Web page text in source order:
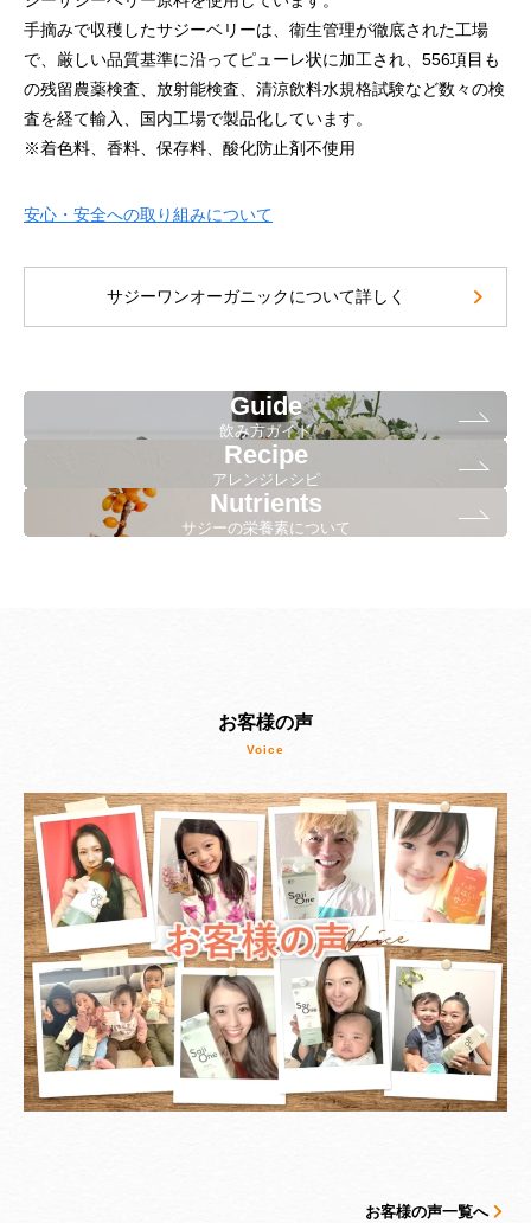
手摘みで収穫したサジーベリーは、衛生管理が徹底された工場
で、厳しい品質基準に沿ってピューレ状に加工され、556項目も
の残留農薬検査、放射能検査、清涼飲料水規格試験など数々の検
査を経て輸入、国内工場で製品化しています。
※着色料、香料、保存料、酸化防止剤不使用
安心・安全への取り組みについて
サジーワンオーガニックについて詳しく
Guide
飲み方ガイド
Recipe
アレンジレシピ
Nutrients
サジーの栄養素について
お客様の声
お客様の声一覧へ